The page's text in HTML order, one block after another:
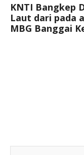
KNTI Bangkep
Laut dari pada
MBG Banggai